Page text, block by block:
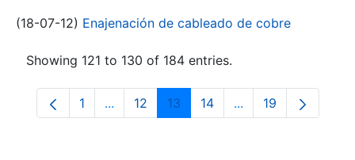
(18-07-12) Enajenación de cableado de cobre
Showing 121 to 130 of 184 entries.
Page
1 ...Intermediate Pages Use TAB to navigate.
Page
12 Page
13 Page
14 ...Intermediate
Page
19